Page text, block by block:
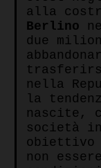
alla
Berlino
due
nella
la
nascite,
società
obiettivo
non